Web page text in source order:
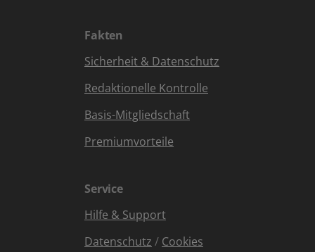
Fakten
Sicherheit & Datenschutz
Redaktionelle Kontrolle
Basis-Mitgliedschaft
Premiumvorteile
Service
Hilfe & Support
Datenschutz / Cookies